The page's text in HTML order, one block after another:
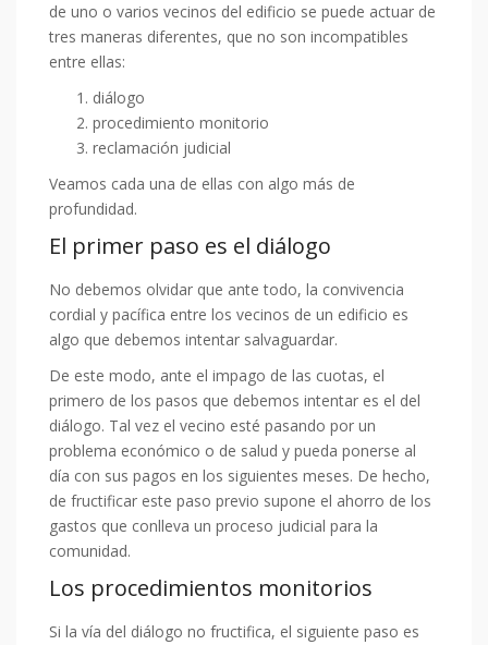
de uno o varios vecinos del edificio se puede actuar de
tres maneras diferentes, que no son incompatibles
entre ellas:
diálogo
procedimiento monitorio
reclamación judicial
Veamos cada una de ellas con algo más de
profundidad.
El primer paso es el diálogo
No debemos olvidar que ante todo, la convivencia
cordial y pacífica entre los vecinos de un edificio es
algo que debemos intentar salvaguardar.
De este modo, ante el impago de las cuotas, el
primero de los pasos que debemos intentar es el del
diálogo. Tal vez el vecino esté pasando por un
problema económico o de salud y pueda ponerse al
día con sus pagos en los siguientes meses. De hecho,
de fructificar este paso previo supone el ahorro de los
gastos que conlleva un proceso judicial para la
comunidad.
Los procedimientos monitorios
Si la vía del diálogo no fructifica, el siguiente paso es